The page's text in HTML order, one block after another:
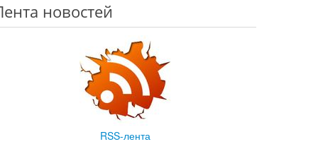
новостей
RSS-лента